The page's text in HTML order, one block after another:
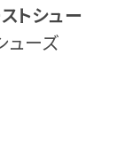
トシュー
ューズ